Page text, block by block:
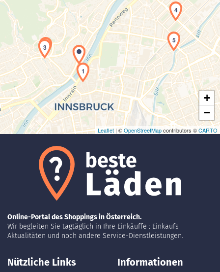
Laden der Karte...
1
2
3
4
5
+
−
Leaflet | ©OpenStreetMapcontributors ©CARTO
Online-Portal des Shoppings in Österreich.
Wir begleiten Sie tagtäglich in Ihre Einkäuffe : Einkaufs
Aktualitäten und noch andere Service-Dienstleistungen.
Nützliche Links Informationen